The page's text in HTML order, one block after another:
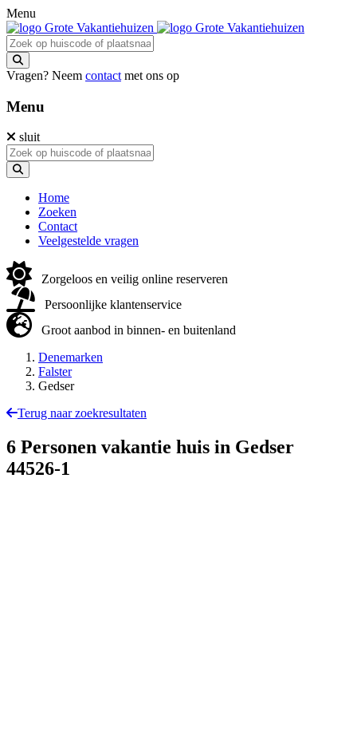
Menu
Vragen? Neem contact met ons op
Menu
sluit
Home
Zoeken
Contact
Veelgestelde vragen
Zorgeloos en veilig online reserveren
Persoonlijke klantenservice
Groot aanbod in binnen- en buitenland
Denemarken
Falster
Gedser
Terug naar zoekresultaten
6 Personen vakantie huis in Gedser
44526-1